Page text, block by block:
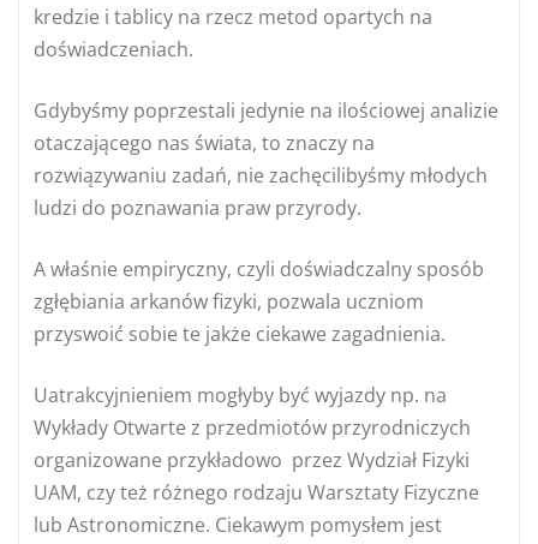
kredzie i tablicy na rzecz metod opartych na
doświadczeniach.
Gdybyśmy poprzestali jedynie na ilościowej analizie
otaczającego nas świata, to znaczy na
rozwiązywaniu zadań, nie zachęcilibyśmy młodych
ludzi do poznawania praw przyrody.
A właśnie empiryczny, czyli doświadczalny sposób
zgłębiania arkanów fizyki, pozwala uczniom
przyswoić sobie te jakże ciekawe zagadnienia.
Uatrakcyjnieniem mogłyby być wyjazdy np. na
Wykłady Otwarte z przedmiotów przyrodniczych
organizowane przykładowo przez Wydział Fizyki
UAM, czy też różnego rodzaju Warsztaty Fizyczne
lub Astronomiczne. Ciekawym pomysłem jest